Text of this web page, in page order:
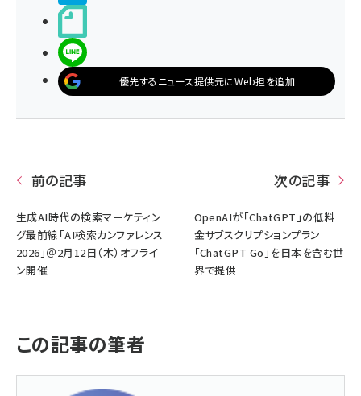
優先するニュース提供元にWeb担を追加
前の記事
生成AI時代の検索マーケティン
グ最前線「AI検索カンファレンス
2026」＠2月12日（木）オフライ
ン開催
次の記事
OpenAIが「ChatGPT」の低料
金サブスクリプションプラン
「ChatGPT Go」を日本を含む世
界で提供
この記事の筆者